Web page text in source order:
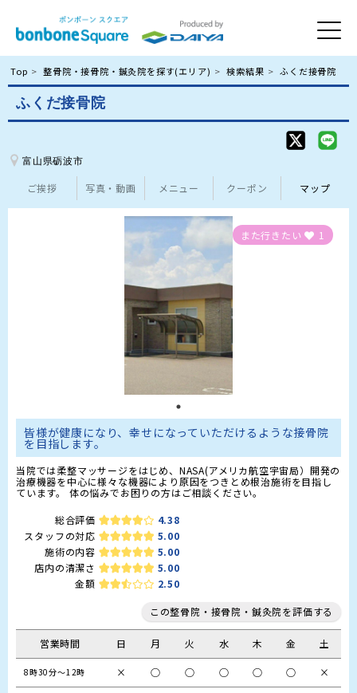
Top 整骨院・接骨院・鍼灸院を探す(エリア) 検索結果 ふくだ接骨院
ふくだ接骨院
富山県砺波市
ご挨拶 写真・動画 メニュー クーポン マップ
また行きたい 1
皆様が健康になり、幸せになっていただけるような接骨院
を目指します。
当院では柔整マッサージをはじめ、NASA(アメリカ航空宇宙局）開発の
治療機器を中心に様々な機器により原因をつきとめ根治施術を目指し
ています。 体の悩みでお困りの方はご相談ください。
総合評価
4.38
スタッフの対応
5.00
施術の内容
5.00
店内の清潔さ
5.00
金額
2.50
この整骨院・接骨院・鍼灸院を評価する
営業時間 日 月 火 水 木 金 土
8時30分～12時 × ○ ○ ○ ○ ○ ×